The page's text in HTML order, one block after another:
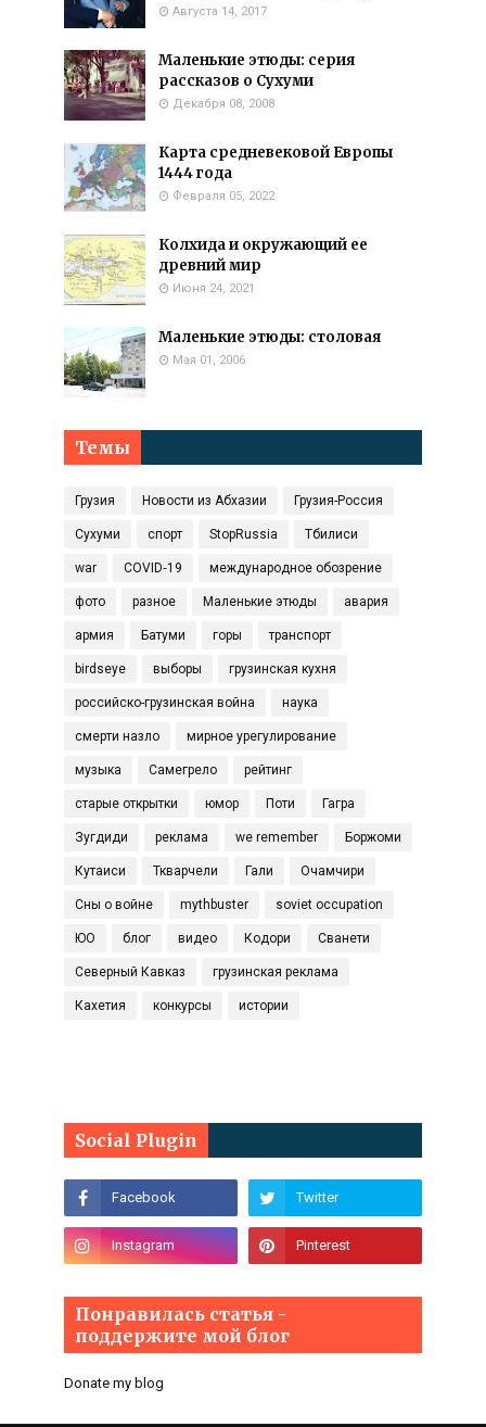
Августа 14, 2017
Маленькие этюды: серия
рассказов о Сухуми
Декабря 08, 2008
Карта средневековой Европы
1444 года
Февраля 05, 2022
Колхида и окружающий ее
древний мир
Июня 24, 2021
Маленькие этюды: столовая
Мая 01, 2006
Темы
Грузия Новости из Абхазии Грузия-Россия
Сухуми спорт StopRussia Тбилиси
war COVID‑19 международное обозрение
фото разное Маленькие этюды авария
армия Батуми горы транспорт
birdseye выборы грузинская кухня
российско-грузинская война наука
смерти назло мирное урегулирование
музыка Самегрело рейтинг
старые открытки юмор Поти Гагра
Зугдиди реклама we remember Боржоми
Кутаиси Ткварчели Гали Очамчири
Сны о войне mythbuster soviet occupation
ЮО блог видео Кодори Сванети
Северный Кавказ грузинская реклама
Кахетия конкурсы истории
Social Plugin
Понравилась статья -
поддержите мой блог
Donate my blog